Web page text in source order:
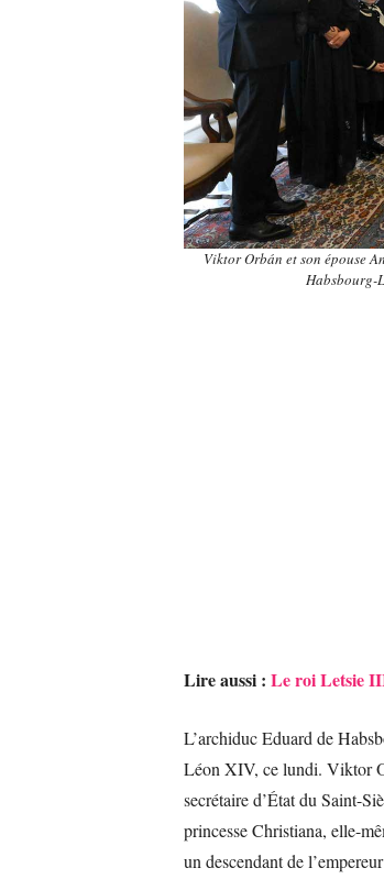
Viktor Orbán et son épouse
Habsbourg-
Lire aussi : Le roi Letsie
L’archiduc Eduard de
Léon XIV, ce lundi. Viktor
secrétaire d’État du Saint-
princesse Christiana, elle-
un descendant de